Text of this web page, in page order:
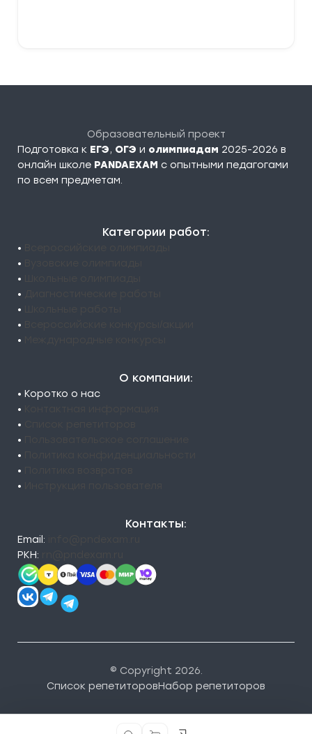
Образовательный проект
Подготовка к ЕГЭ, ОГЭ и олимпиадам 2025-2026 в
онлайн школе PANDAEXAM c опытными педагогами
по всем предметам.
Категории работ:
•
•
•
•
•
•
•
О компании:
• Коротко о нас
•
•
•
•
•
•
Контакты:
Email:
РКН:
© Copyright 2026.
Список репетиторовНабор репетиторов